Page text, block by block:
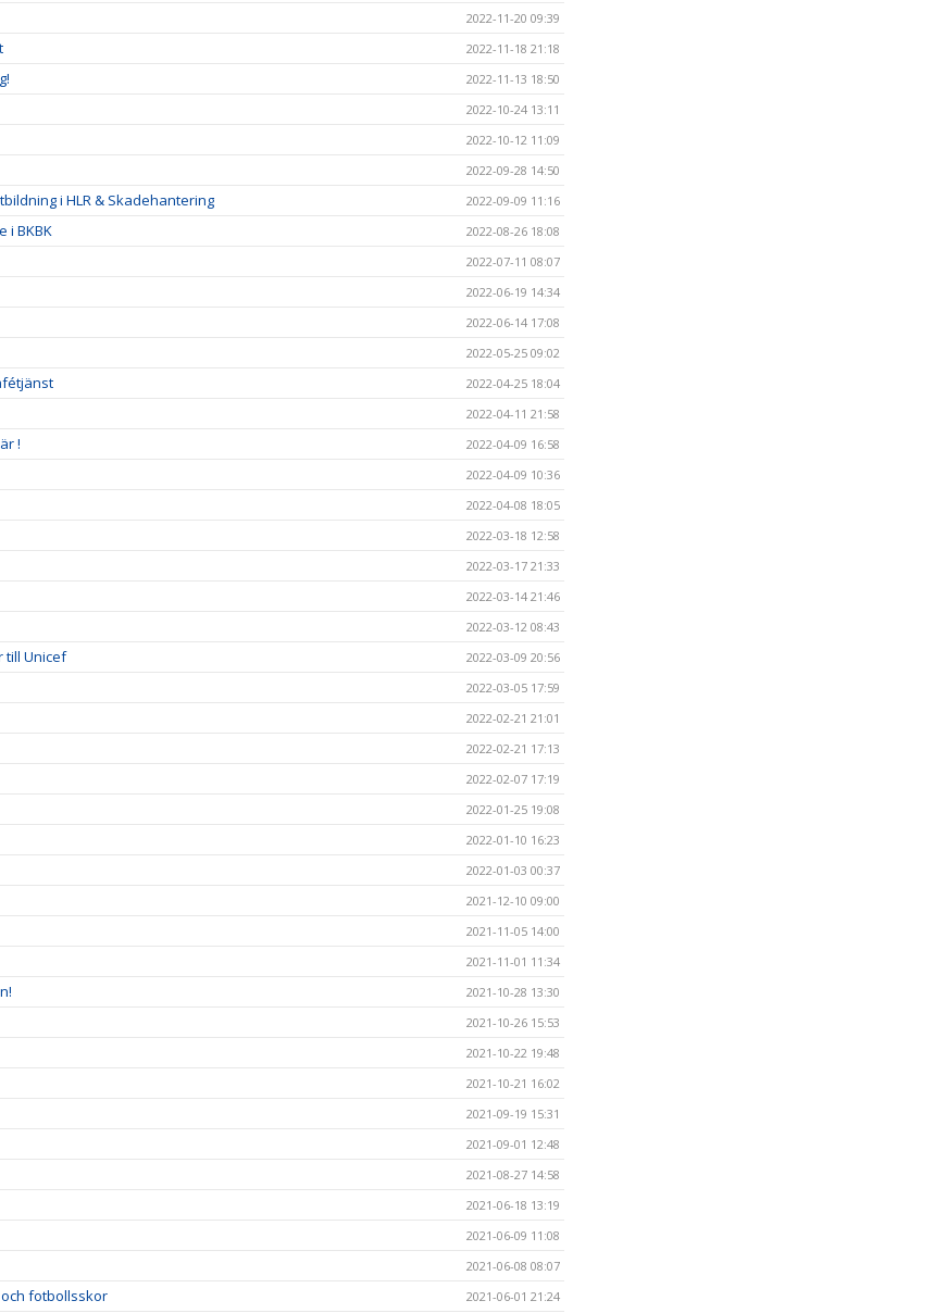
2022-11-20 09:39
2022-11-18 21:18
2022-11-13 18:50
2022-10-24 13:11
2022-10-12 11:09
2022-09-28 14:50
i HLR & Skadehantering 2022-09-09 11:16
i BKBK 2022-08-26 18:08
2022-07-11 08:07
2022-06-19 14:34
2022-06-14 17:08
2022-05-25 09:02
2022-04-25 18:04
2022-04-11 21:58
! 2022-04-09 16:58
2022-04-09 10:36
2022-04-08 18:05
2022-03-18 12:58
2022-03-17 21:33
2022-03-14 21:46
2022-03-12 08:43
till Unicef 2022-03-09 20:56
2022-03-05 17:59
2022-02-21 21:01
2022-02-21 17:13
2022-02-07 17:19
2022-01-25 19:08
2022-01-10 16:23
2022-01-03 00:37
2021-12-10 09:00
2021-11-05 14:00
2021-11-01 11:34
2021-10-28 13:30
2021-10-26 15:53
2021-10-22 19:48
2021-10-21 16:02
2021-09-19 15:31
2021-09-01 12:48
2021-08-27 14:58
2021-06-18 13:19
2021-06-09 11:08
2021-06-08 08:07
fotbollsskor 2021-06-01 21:24